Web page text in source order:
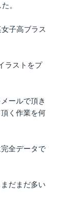
。
子高ブラス
ラストをプ
ールで頂き
く作業を何
全データで
だまだ多い